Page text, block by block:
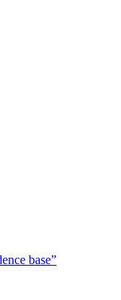
base”